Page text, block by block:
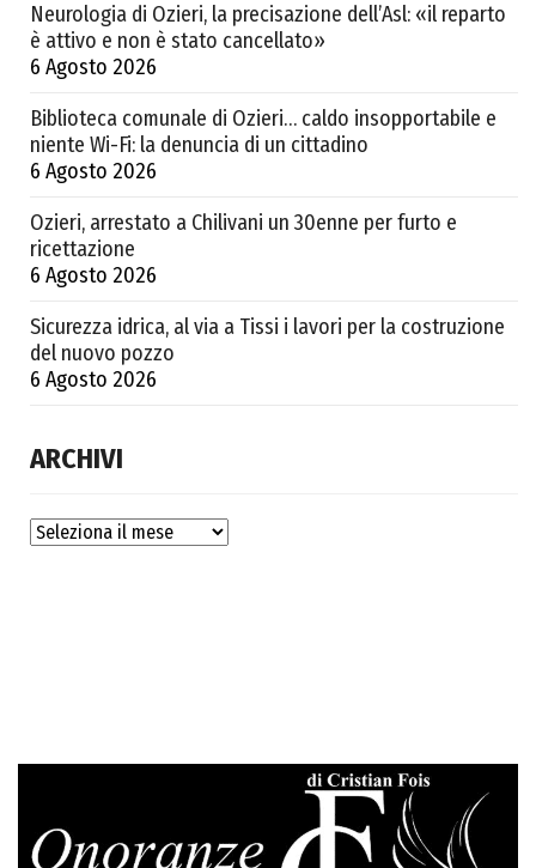
Neurologia di Ozieri, la precisazione dell’Asl: «il reparto
è attivo e non è stato cancellato»
6 Agosto 2026
Biblioteca comunale di Ozieri… caldo insopportabile e
niente Wi-Fi: la denuncia di un cittadino
6 Agosto 2026
Ozieri, arrestato a Chilivani un 30enne per furto e
ricettazione
6 Agosto 2026
Sicurezza idrica, al via a Tissi i lavori per la costruzione
del nuovo pozzo
6 Agosto 2026
ARCHIVI
Archivi